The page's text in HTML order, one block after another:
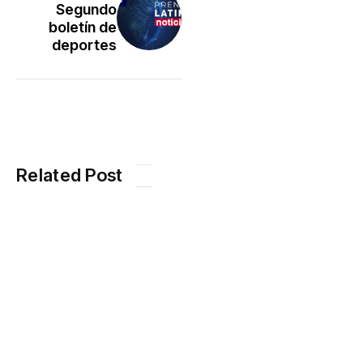
Segundo
boletín de
deportes
Related Post